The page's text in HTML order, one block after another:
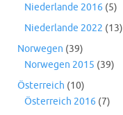
Niederlande 2016 (5)
Niederlande 2022 (13)
Norwegen (39)
Norwegen 2015 (39)
Österreich (10)
Österreich 2016 (7)